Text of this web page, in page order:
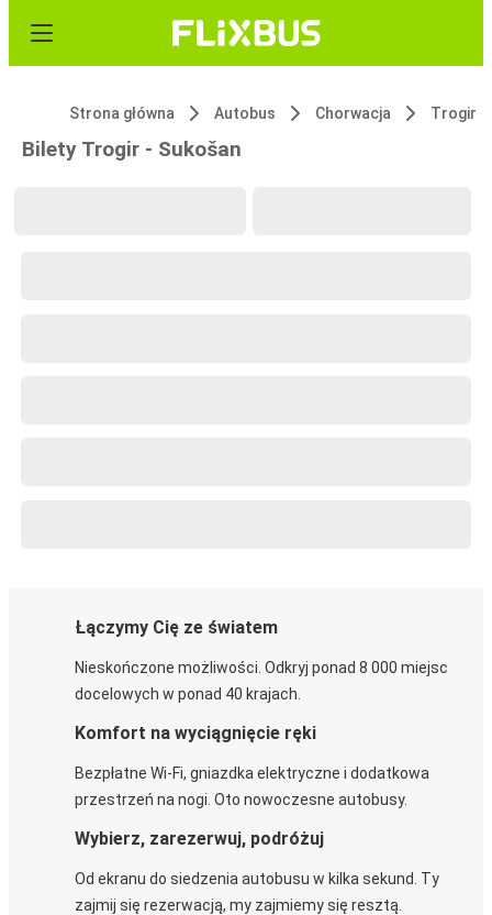
Strona główna Autobus Chorwacja Trogir
Bilety Trogir - Sukošan
Łączymy Cię ze światem
Nieskończone możliwości. Odkryj ponad 8 000 miejsc
docelowych w ponad 40 krajach.
Komfort na wyciągnięcie ręki
Bezpłatne Wi-Fi, gniazdka elektryczne i dodatkowa
przestrzeń na nogi. Oto nowoczesne autobusy.
Wybierz, zarezerwuj, podróżuj
Od ekranu do siedzenia autobusu w kilka sekund. Ty
zajmij się rezerwacją, my zajmiemy się resztą.